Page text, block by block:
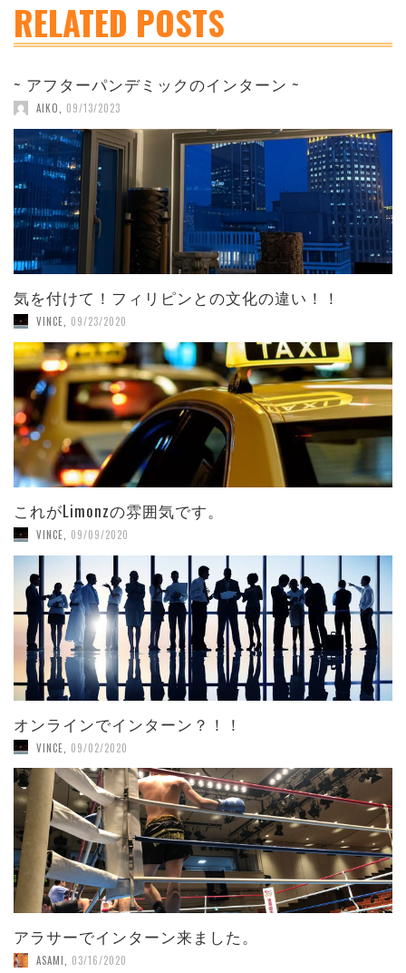
RELATED POSTS
~ アフターパンデミックのインターン ~
AIKO 09/13/2023
気を付けて！フィリピンとの文化の違い！！
VINCE 09/23/2020
これがLimonzの雰囲気です。
VINCE 09/09/2020
オンラインでインターン？！！
VINCE 09/02/2020
アラサーでインターン来ました。
ASAMI, 03/16/2020